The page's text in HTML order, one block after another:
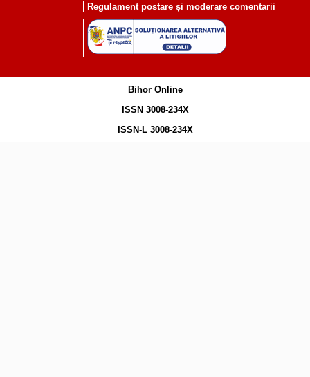
Regulament postare și moderare comentarii
Bihor Online
ISSN 3008-234X
ISSN-L 3008-234X